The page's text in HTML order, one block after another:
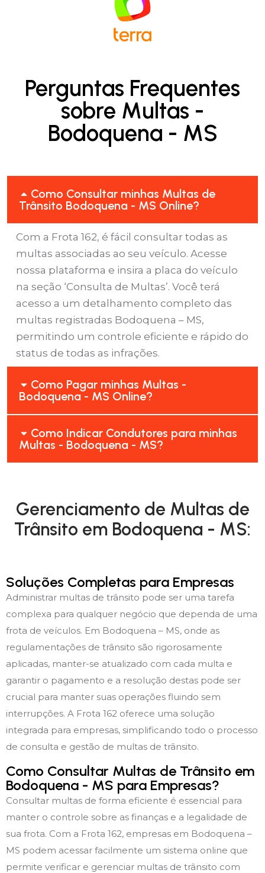
Perguntas Frequentes
sobre Multas -
Bodoquena - MS
Como Consultar minhas Multas de
Trânsito Bodoquena - MS Online?
Com a Frota 162, é fácil consultar todas as
multas associadas ao seu veículo. Acesse
nossa plataforma e insira a placa do veículo
na seção ‘Consulta de Multas’. Você terá
acesso a um detalhamento completo das
multas registradas Bodoquena – MS,
permitindo um controle eficiente e rápido do
status de todas as infrações.
Como Pagar minhas Multas -
Bodoquena - MS Online?
Como Indicar Condutores para minhas
Multas - Bodoquena - MS?
Gerenciamento de Multas de
Trânsito em Bodoquena - MS:
Soluções Completas para Empresas
Administrar multas de trânsito pode ser uma tarefa
complexa para qualquer negócio que dependa de uma
frota de veículos. Em Bodoquena – MS, onde as
regulamentações de trânsito são rigorosamente
aplicadas, manter-se atualizado com cada multa e
garantir o pagamento e a resolução destas pode ser
crucial para manter suas operações fluindo sem
interrupções. A Frota 162 oferece uma solução
integrada para empresas, simplificando todo o processo
de consulta e gestão de multas de trânsito.
Como Consultar Multas de Trânsito em
Bodoquena - MS para Empresas?
Consultar multas de forma eficiente é essencial para
manter o controle sobre as finanças e a legalidade de
sua frota. Com a Frota 162, empresas em Bodoquena –
MS podem acessar facilmente um sistema online que
permite verificar e gerenciar multas de trânsito com